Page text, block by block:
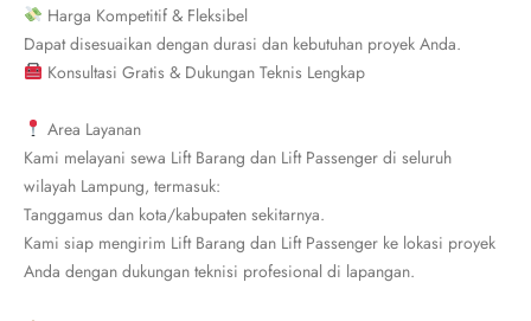
Harga Kompetitif & Fleksibel
Dapat disesuaikan dengan durasi dan kebutuhan proyek Anda.
Konsultasi Gratis & Dukungan Teknis Lengkap
Area Layanan
Kami melayani sewa Lift Barang dan Lift Passenger di seluruh
wilayah Lampung, termasuk:
Tanggamus dan kota/kabupaten sekitarnya.
Kami siap mengirim Lift Barang dan Lift Passenger ke lokasi proyek
Anda dengan dukungan teknisi profesional di lapangan.